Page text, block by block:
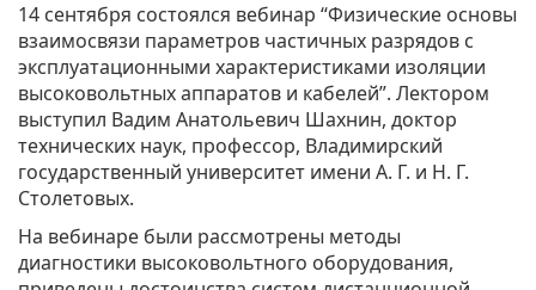
14 сентября состоялся вебинар “Физические основы
взаимосвязи параметров частичных разрядов с
эксплуатационными характеристиками изоляции
высоковольтных аппаратов и кабелей”. Лектором
выступил Вадим Анатольевич Шахнин, доктор
технических наук, профессор, Владимирский
государственный университет имени А. Г. и Н. Г.
Столетовых.
На вебинаре были рассмотрены методы
диагностики высоковольтного оборудования,